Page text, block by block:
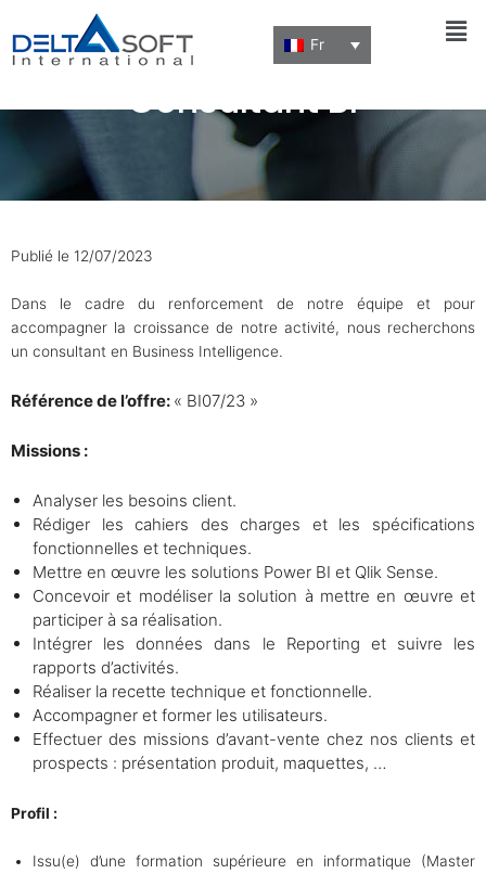
Fr
Consultant BI
Publié le 12/07/2023
Dans le cadre du renforcement de notre équipe et pour
accompagner la croissance de notre activité, nous recherchons
un consultant en Business Intelligence.
Référence de l’offre: « BI07/23 »
Missions :
Analyser les besoins client.
Rédiger les cahiers des charges et les spécifications
fonctionnelles et techniques.
Mettre en œuvre les solutions Power BI et Qlik Sense.
Concevoir et modéliser la solution à mettre en œuvre et
participer à sa réalisation.
Intégrer les données dans le Reporting et suivre les
rapports d’activités.
Réaliser la recette technique et fonctionnelle.
Accompagner et former les utilisateurs.
Effectuer des missions d’avant-vente chez nos clients et
prospects : présentation produit, maquettes, …
Profil :
Issu(e) d’une formation supérieure en informatique (Master